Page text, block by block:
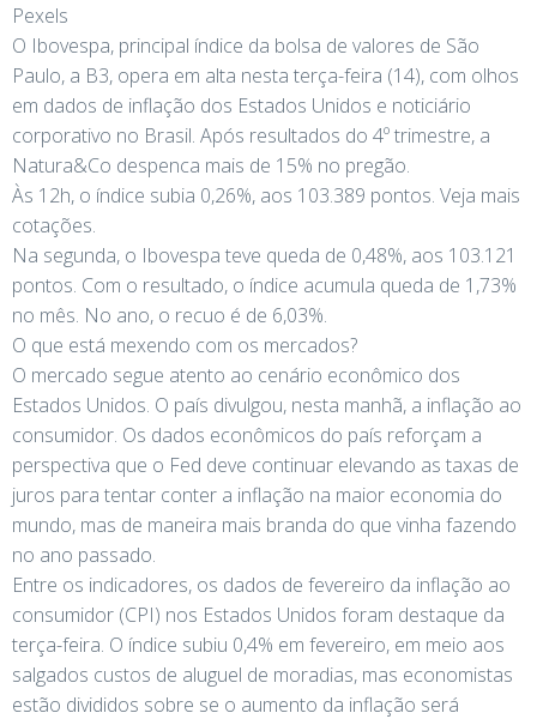
Pexels
O Ibovespa, principal índice da bolsa de valores de São
Paulo, a B3, opera em alta nesta terça-feira (14), com olhos
em dados de inflação dos Estados Unidos e noticiário
corporativo no Brasil. Após resultados do 4º trimestre, a
Natura&Co despenca mais de 15% no pregão.
Às 12h, o índice subia 0,26%, aos 103.389 pontos. Veja mais
cotações.
Na segunda, o Ibovespa teve queda de 0,48%, aos 103.121
pontos. Com o resultado, o índice acumula queda de 1,73%
no mês. No ano, o recuo é de 6,03%.
O que está mexendo com os mercados?
O mercado segue atento ao cenário econômico dos
Estados Unidos. O país divulgou, nesta manhã, a inflação ao
consumidor. Os dados econômicos do país reforçam a
perspectiva que o Fed deve continuar elevando as taxas de
juros para tentar conter a inflação na maior economia do
mundo, mas de maneira mais branda do que vinha fazendo
no ano passado.
Entre os indicadores, os dados de fevereiro da inflação ao
consumidor (CPI) nos Estados Unidos foram destaque da
terça-feira. O índice subiu 0,4% em fevereiro, em meio aos
salgados custos de aluguel de moradias, mas economistas
estão divididos sobre se o aumento da inflação será